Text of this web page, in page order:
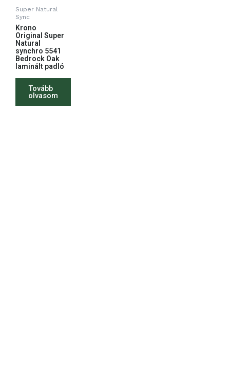
Super Natural
Sync
Krono
Original Super
Natural
synchro 5541
Bedrock Oak
laminált padló
Tovább
olvasom